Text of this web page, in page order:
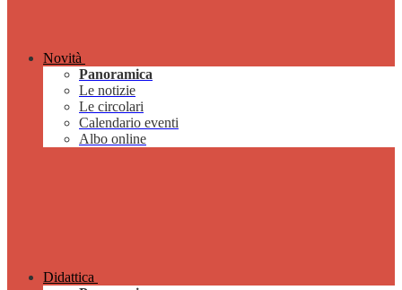
Novità
Panoramica
Le notizie
Le circolari
Calendario eventi
Albo online
Didattica